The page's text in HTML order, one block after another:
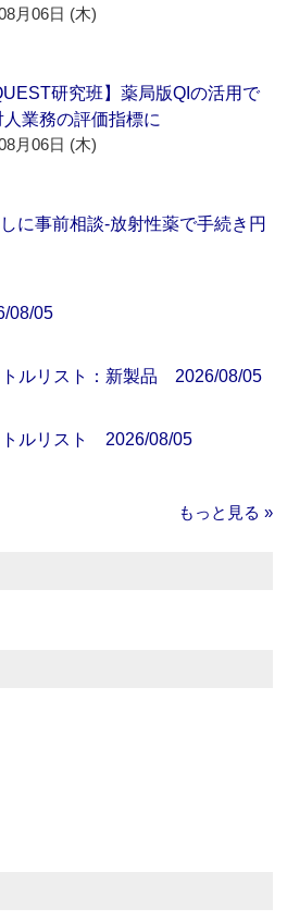
月06日 (木)
研究班】薬局版QIの活用で
人業務の評価指標に
月06日 (木)
に事前相談‐放射性薬で手続き円
08/05
ルリスト：新製品 2026/08/05
トルリスト 2026/08/05
もっと見る »